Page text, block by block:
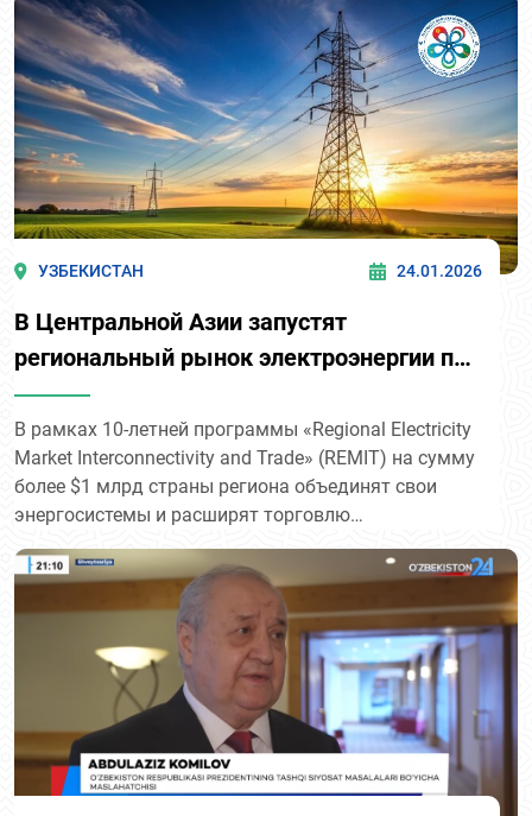
посвящённый итогам 4-го пленума Центрального
комитета Коммунистической партии Китая 20-го
созыва, а также узбекско-китайский научный
симпозиум.
УЗБЕКИСТАН 24.01.2026
В Центральной Азии запустят
региональный рынок электроэнергии при
поддержке Всемирного банка.
В рамках 10-летней программы «Regional Electricity
Market Interconnectivity and Trade» (REMIT) на сумму
более $1 млрд страны региона объединят свои
энергосистемы и расширят торговлю